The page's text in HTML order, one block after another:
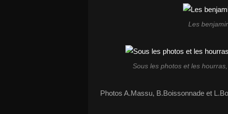
Les
Sous les photos et les
Photos A.Massu, B.Boissonnade et